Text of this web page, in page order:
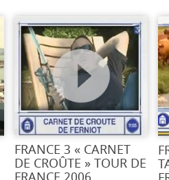
FRANCE 3 « CARNET
DE CROÛTE » TOUR DE